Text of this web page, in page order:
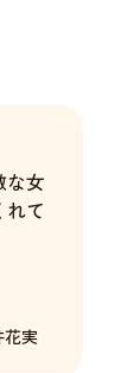
な女
て
花実